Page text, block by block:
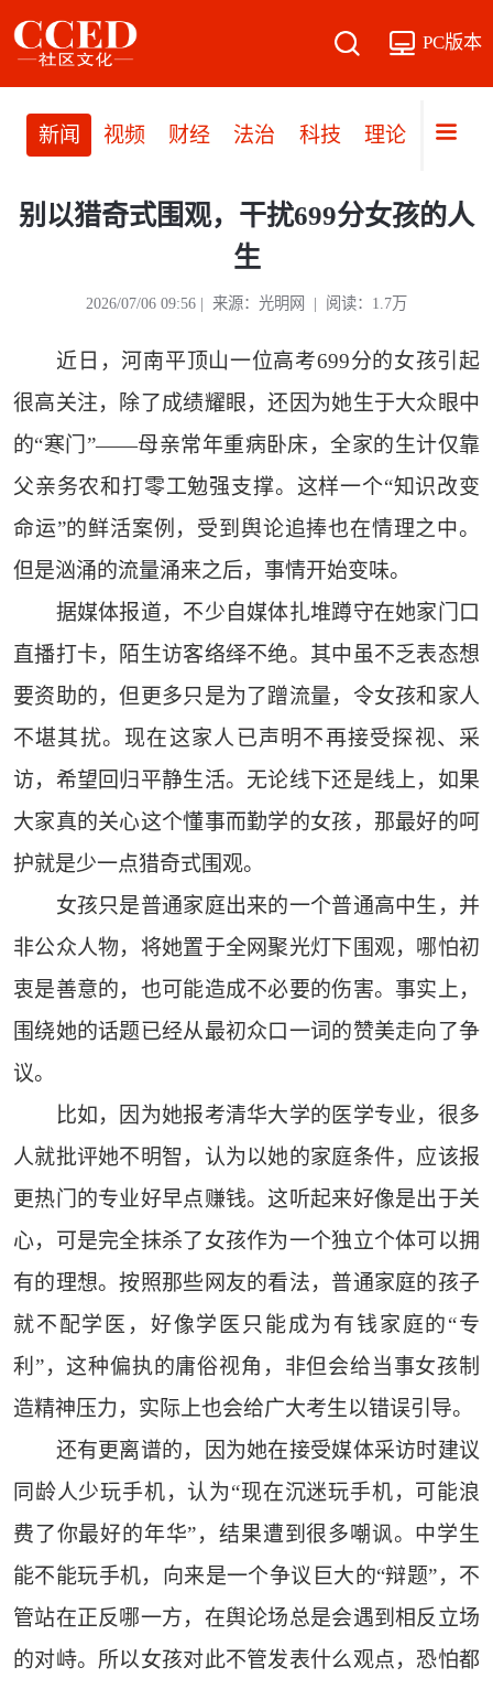
PC版本
新闻 视频 财经 法治 科技 理论 党建
别以猎奇式围观，干扰699分女孩的人
生
2026/07/06 09:56 | 来源：光明网 | 阅读：1.7万
近日，河南平顶山一位高考699分的女孩引起
很高关注，除了成绩耀眼，还因为她生于大众眼中
的“寒门”——母亲常年重病卧床，全家的生计仅靠
父亲务农和打零工勉强支撑。这样一个“知识改变
命运”的鲜活案例，受到舆论追捧也在情理之中。
但是汹涌的流量涌来之后，事情开始变味。
据媒体报道，不少自媒体扎堆蹲守在她家门口
直播打卡，陌生访客络绎不绝。其中虽不乏表态想
要资助的，但更多只是为了蹭流量，令女孩和家人
不堪其扰。现在这家人已声明不再接受探视、采
访，希望回归平静生活。无论线下还是线上，如果
大家真的关心这个懂事而勤学的女孩，那最好的呵
护就是少一点猎奇式围观。
女孩只是普通家庭出来的一个普通高中生，并
非公众人物，将她置于全网聚光灯下围观，哪怕初
衷是善意的，也可能造成不必要的伤害。事实上，
围绕她的话题已经从最初众口一词的赞美走向了争
议。
比如，因为她报考清华大学的医学专业，很多
人就批评她不明智，认为以她的家庭条件，应该报
更热门的专业好早点赚钱。这听起来好像是出于关
心，可是完全抹杀了女孩作为一个独立个体可以拥
有的理想。按照那些网友的看法，普通家庭的孩子
就不配学医，好像学医只能成为有钱家庭的“专
利”，这种偏执的庸俗视角，非但会给当事女孩制
造精神压力，实际上也会给广大考生以错误引导。
还有更离谱的，因为她在接受媒体采访时建议
同龄人少玩手机，认为“现在沉迷玩手机，可能浪
费了你最好的年华”，结果遭到很多嘲讽。中学生
能不能玩手机，向来是一个争议巨大的“辩题”，不
管站在正反哪一方，在舆论场总是会遇到相反立场
的对峙。所以女孩对此不管发表什么观点，恐怕都